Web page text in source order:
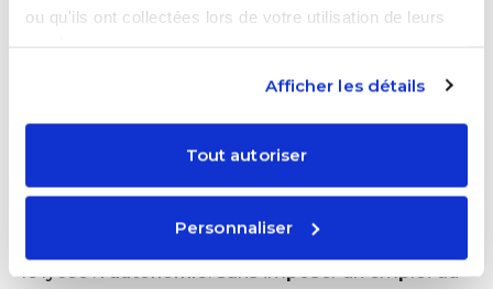
ou qu'ils ont collectées lors de votre utilisation de leurs
Afficher les détails
Tout autoriser
Personnaliser
Cultiver l’autonomiedans
l’organisation de ses journées
aussi servir à renforcer une compétence clé pour
le lycée :l’autonomie. Sans imposer un emploi du